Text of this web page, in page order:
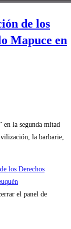
de los
Mapuce en
en la segunda mitad
la barbarie,
los Derechos
el panel de